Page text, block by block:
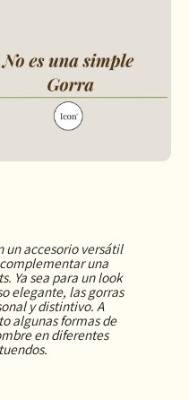
un accesorio versátil
una
Ya sea para un look
elegante, las gorras
y distintivo. A
algunas formas de
en diferentes